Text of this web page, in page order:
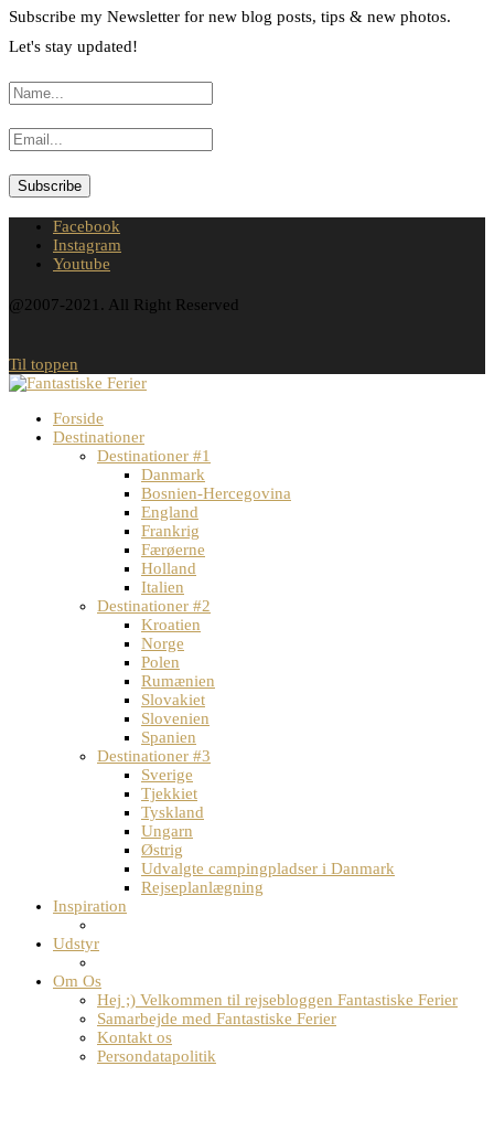
Subscribe my Newsletter for new blog posts, tips & new photos.
Let's stay updated!
Facebook
Instagram
Youtube
@2007-2021. All Right Reserved
Til toppen
Forside
Destinationer
Destinationer #1
Danmark
Bosnien-Hercegovina
England
Frankrig
Færøerne
Holland
Italien
Destinationer #2
Kroatien
Norge
Polen
Rumænien
Slovakiet
Slovenien
Spanien
Destinationer #3
Sverige
Tjekkiet
Tyskland
Ungarn
Østrig
Udvalgte campingpladser i Danmark
Rejseplanlægning
Inspiration
Udstyr
Om Os
Hej ;) Velkommen til rejsebloggen Fantastiske Ferier
Samarbejde med Fantastiske Ferier
Kontakt os
Persondatapolitik